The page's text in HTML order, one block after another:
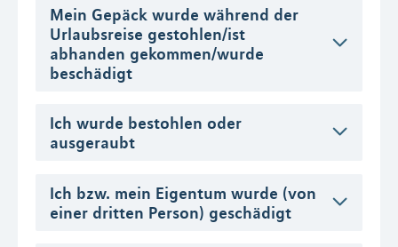
Mein Gepäck wurde während der
Urlaubsreise gestohlen/ist
abhanden gekommen/wurde
beschädigt
Ich wurde bestohlen oder
ausgeraubt
Ich bzw. mein Eigentum wurde (von
einer dritten Person) geschädigt